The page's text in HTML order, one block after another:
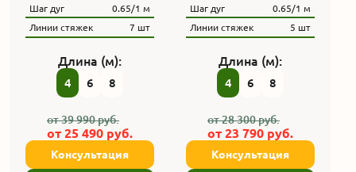
Шаг дуг
0.65/1 м
Линии стяжек
7 шт
Длина (м):
4 6 8
от39 990руб.
от 25 490 руб.
Консультация
Шаг дуг
0.65/1 м
Линии стяжек
5 шт
Длина (м):
4 6 8
от28 300руб.
от 23 790 руб.
Консультация